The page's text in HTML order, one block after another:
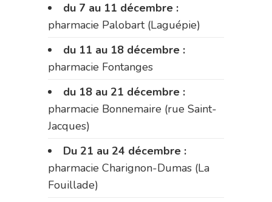
du 7 au 11 décembre :
pharmacie Palobart (Laguépie)
du 11 au 18 décembre :
pharmacie Fontanges
du 18 au 21 décembre :
pharmacie Bonnemaire (rue Saint-
Jacques)
Du 21 au 24 décembre :
pharmacie Charignon-Dumas (La
Fouillade)